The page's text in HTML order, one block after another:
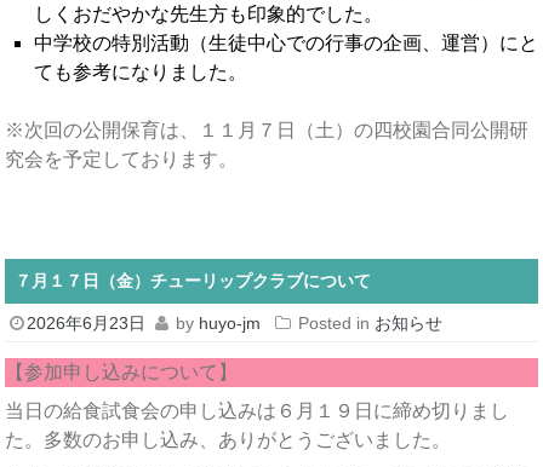
しくおだやかな先生方も印象的でした。
中学校の特別活動（生徒中心での行事の企画、運営）にと
ても参考になりました。
※次回の公開保育は、１１月７日（土）の四校園合同公開研
究会を予定しております。
７月１７日（金）チューリップクラブについて
2026年6月23日 by huyo-jm Posted in お知らせ
【参加申し込みについて】
当日の給食試食会の申し込みは６月１９日に締め切りまし
た。多数のお申し込み、ありがとうございました。